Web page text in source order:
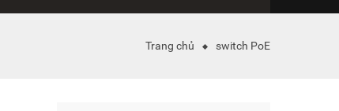
Trang chủ switch PoE